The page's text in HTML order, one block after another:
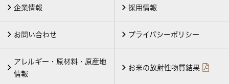
企業情報 採用情報
お問い合わせ プライバシーポリシー
アレルギー・原材料・原産地
情報
お米の放射性物質結果